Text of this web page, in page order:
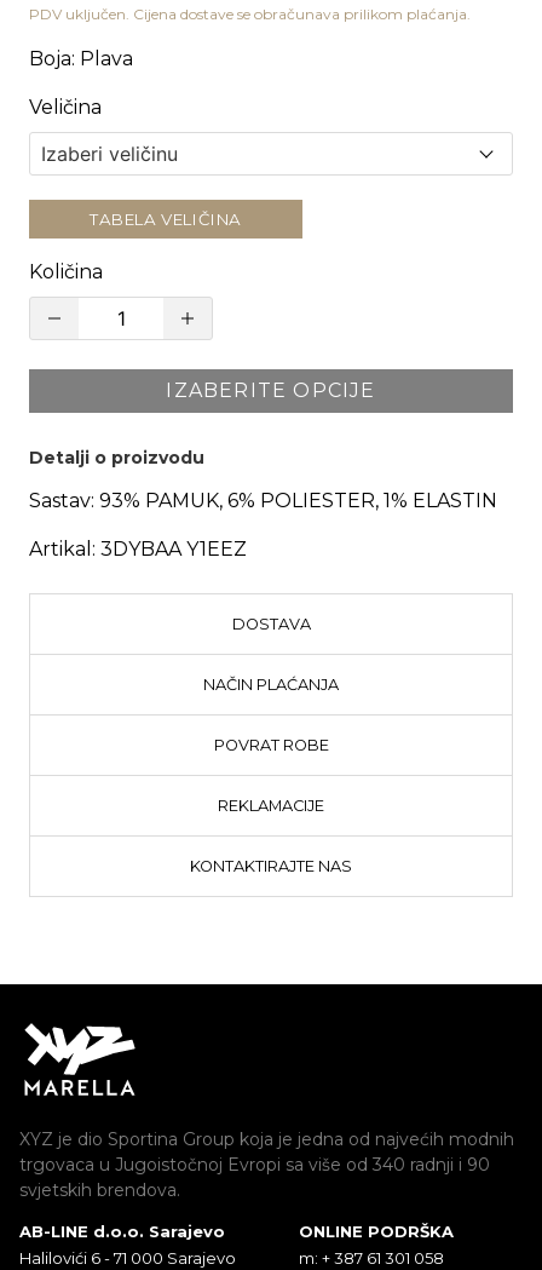
PDV uključen. Cijena dostave se obračunava prilikom plaćanja.
Boja: Plava
Veličina
TABELA VELIČINA
Količina
IZABERITE OPCIJE
Detalji o proizvodu
Sastav: 93% PAMUK, 6% POLIESTER, 1% ELASTIN
Artikal: 3DYBAA Y1EEZ
DOSTAVA
NAČIN PLAĆANJA
POVRAT ROBE
REKLAMACIJE
KONTAKTIRAJTE NAS
XYZ je dio Sportina Group koja je jedna od najvećih modnih
trgovaca u Jugoistočnoj Evropi sa više od 340 radnji i 90
svjetskih brendova.
AB-LINE d.o.o. Sarajevo
Halilovići 6 - 71 000 Sarajevo
ONLINE PODRŠKA
m: + 387 61 301 058